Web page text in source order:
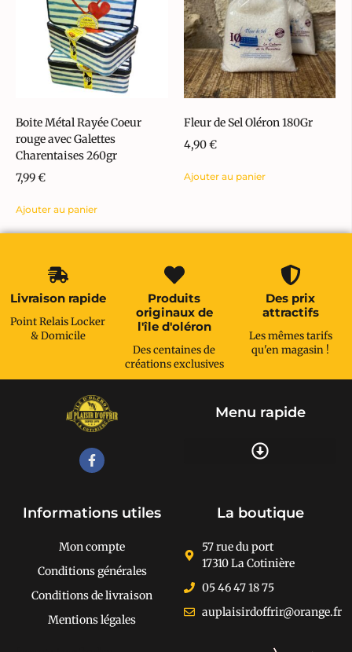
Boite Métal Rayée Coeur
rouge avec Galettes
Charentaises 260gr
7,99€
Ajouter au panier
Fleur de Sel Oléron 180Gr
4,90€
Ajouter au panier
Livraison rapide
Point Relais Locker
& Domicile
Produits
originaux de
l'île d'oléron
Des centaines de
créations exclusives
Des prix
attractifs
Les mêmes tarifs
qu'en magasin !
Menu rapide
Informations utiles
Mon compte
Conditions générales
Conditions de livraison
Mentions légales
La boutique
57 rue du port
17310 La Cotinière
05 46 47 18 75
auplaisirdoffrir@orange.fr